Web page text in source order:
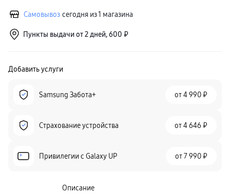
Самовывоз сегодня из 1 магазина
Пункты выдачи от 2 дней, 600 ₽
Добавить услуги
Samsung Забота+ от4 990 ₽
Страхование устройства от4 646 ₽
Привилегии c Galaxy UP от7 990 ₽
Описание